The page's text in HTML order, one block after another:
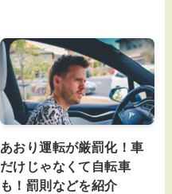
あおり運転が厳罰化！車
だけじゃなくて自転車
も！罰則などを紹介